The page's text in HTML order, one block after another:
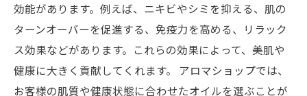
効能があります。例えば、ニキビやシミを抑える、肌の
ターンオーバーを促進する、免疫力を高める、リラック
ス効果などがあります。これらの効果によって、美肌や
健康に大きく貢献してくれます。 アロマショップでは、
お客様の肌質や健康状態に合わせたオイルを選ぶことが